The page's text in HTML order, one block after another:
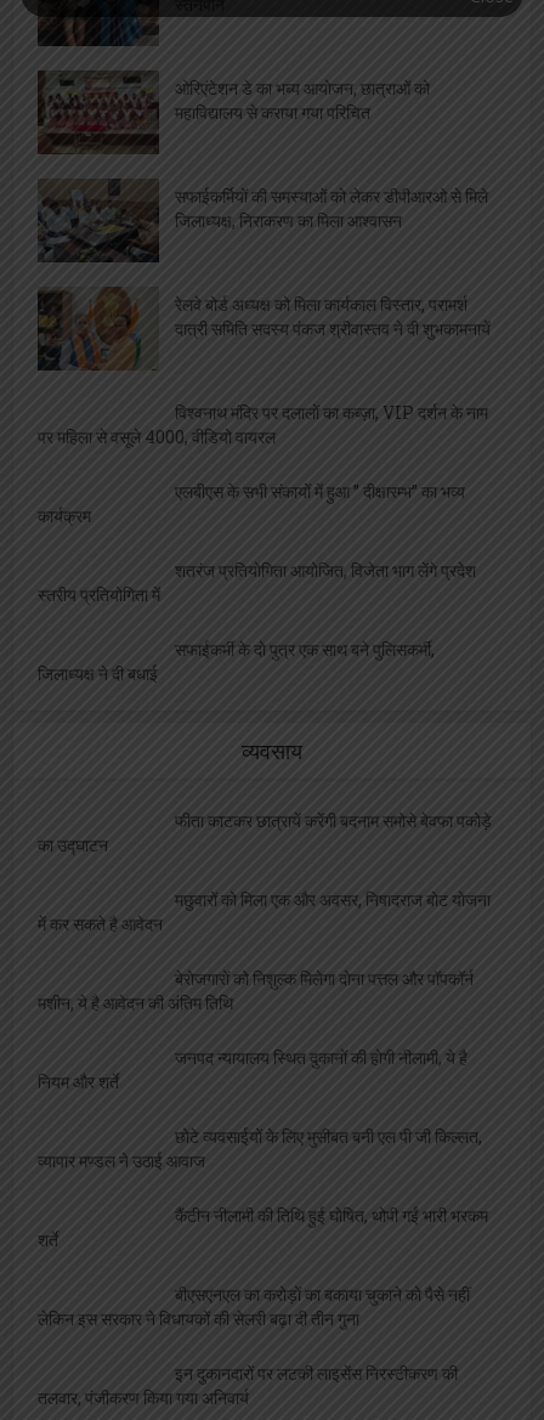
ओरिएंटेशन डे का भब्य आयोजन, छात्राओं को
महाविद्यालय से कराया गया परिचित
सफाईकर्मियों की समस्याओं को लेकर डीपीआरओ से मिले
जिलाध्यक्ष, निराकरण का मिला आश्वासन
रेलवे बोर्ड अध्यक्ष को मिला कार्यकाल विस्तार, परामर्श
दात्री समिति सदस्य पंकज श्रीवास्तव ने दी शुभकामनायें
विश्वनाथ मंदिर पर दलालों का कब्ज़ा, VIP दर्शन के नाम
पर महिला से वसूले 4000, वीडियो वायरल
एलबीएस के सभी संकायों में हुआ ” दीक्षारम्भ” का भव्य
कार्यक्रम
शतरंज प्रतियोगिता आयोजित, विजेता भाग लेंगे प्रदेश
स्तरीय प्रतियोगिता में
सफाईकर्मी के दो पुत्र एक साथ बने पुलिसकर्मी,
जिलाध्यक्ष ने दी बधाई
व्यवसाय
फीता काटकर छात्रायें करेंगी बदनाम समोसे बेवफा पकोड़े
का उद्घाटन
मछुवारों को मिला एक और अवसर, निषादराज बोट योजना
में कर सकते है आवेदन
बेरोजगारों को निशुल्क मिलेगा दोना पत्तल और पॉपकॉर्न
मशीन, ये है आवेदन की अंतिम तिथि
जनपद न्यायालय स्थित दुकानों की होगी नीलामी, ये है
नियम और शर्ते
छोटे व्यवसाईयों के लिए मुसीबत बनी एल पी जी किल्लत,
व्यापार मण्डल ने उठाई आवाज
कैंटीन नीलामी की तिथि हुई घोषित, थोपी गईं भारी भरकम
शर्ते
बीएसएनएल का करोड़ों का बकाया चुकाने को पैसे नहीं
लेकिन इस सरकार ने विधायकों की सेलरी बढ़ा दी तीन गुना
इन दुकानदारों पर लटकी लाइसेंस निरस्टीकरण की
तलवार, पंजीकरण किया गया अनिवार्य